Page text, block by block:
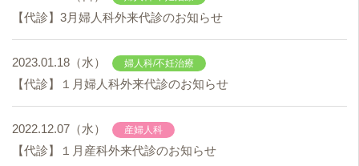
【代診】3月婦人科外来代診のお知らせ
2023.01.18（水） 婦人科/不妊治療
【代診】１月婦人科外来代診のお知らせ
2022.12.07（水） 産婦人科
【代診】１月産科外来代診のお知らせ